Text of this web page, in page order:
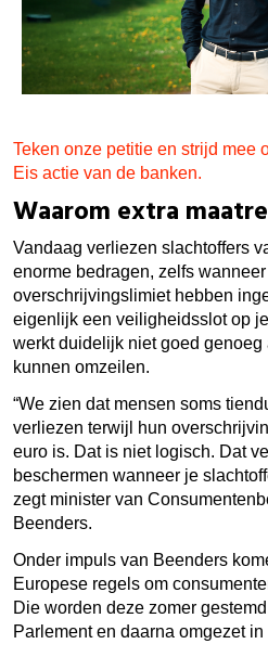
Teken onze petitie en strijd mee
Eis actie van de banken.
Waarom extra
Vandaag verliezen slachtoffers
enorme bedragen, zelfs
overschrijvingslimiet hebben
eigenlijk een veiligheidsslot op
werkt duidelijk niet goed genoeg
kunnen omzeilen.
“We zien dat mensen soms
verliezen terwijl hun
euro is. Dat is niet logisch. Dat
beschermen wanneer je
zegt minister van
Beenders.
Onder impuls van Beenders
Europese regels om
Die worden deze zomer
Parlement en daarna omgezet